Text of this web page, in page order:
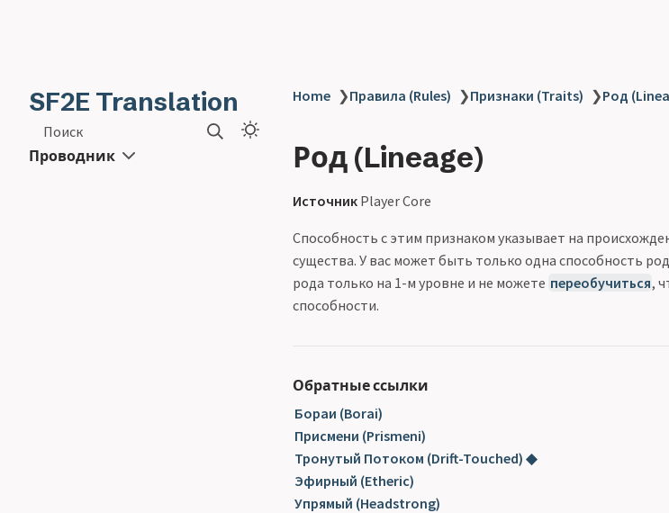
SF2E Translation
Поиск
Проводник
Home ❯Правила (Rules) ❯Признаки (Traits) ❯Род
Род (Lineage)
Источник Player Core
Способность с этим признаком указывает на
существа. У вас может быть только одна способность
рода только на 1-м уровне и не можете переобучиться,
способности.
Обратные ссылки
Бораи (Borai)
Присмени (Prismeni)
Тронутый Потоком (Drift-Touched) ◆
Эфирный (Etheric)
Упрямый (Headstrong)